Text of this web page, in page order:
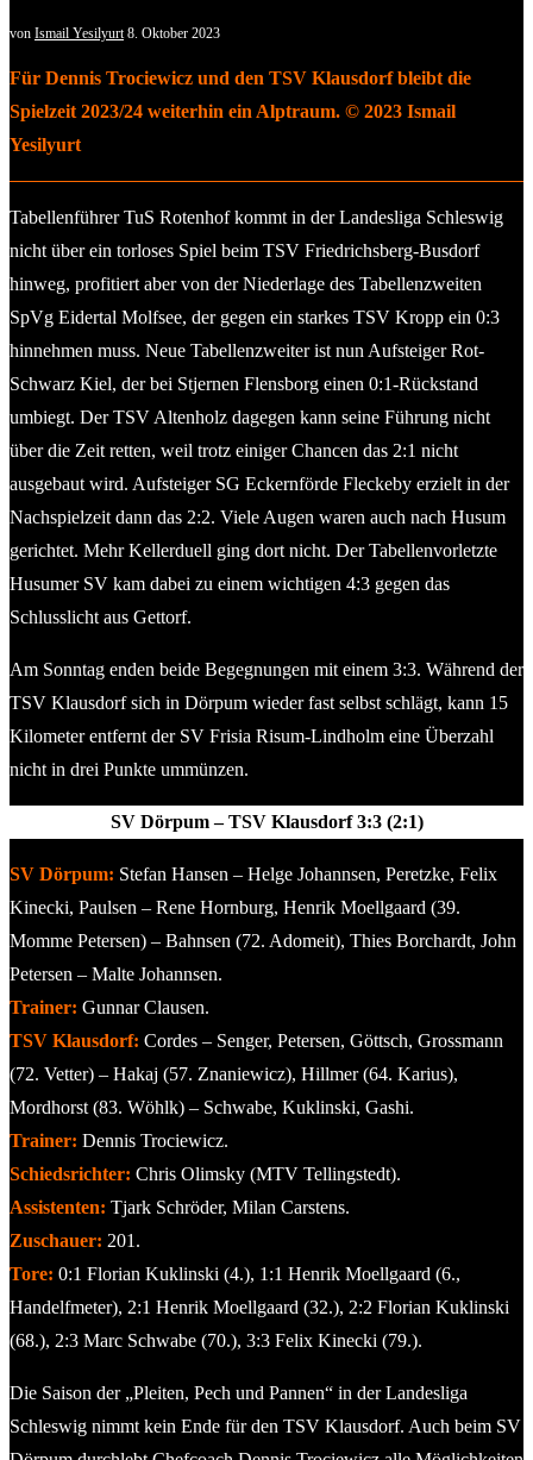
von Ismail Yesilyurt 8. Oktober 2023
Für Dennis Trociewicz und den TSV Klausdorf bleibt die
Spielzeit 2023/24 weiterhin ein Alptraum. © 2023 Ismail
Yesilyurt
Tabellenführer TuS Rotenhof kommt in der Landesliga Schleswig
nicht über ein torloses Spiel beim TSV Friedrichsberg-Busdorf
hinweg, profitiert aber von der Niederlage des Tabellenzweiten
SpVg Eidertal Molfsee, der gegen ein starkes TSV Kropp ein 0:3
hinnehmen muss. Neue Tabellenzweiter ist nun Aufsteiger Rot-
Schwarz Kiel, der bei Stjernen Flensborg einen 0:1-Rückstand
umbiegt. Der TSV Altenholz dagegen kann seine Führung nicht
über die Zeit retten, weil trotz einiger Chancen das 2:1 nicht
ausgebaut wird. Aufsteiger SG Eckernförde Fleckeby erzielt in der
Nachspielzeit dann das 2:2. Viele Augen waren auch nach Husum
gerichtet. Mehr Kellerduell ging dort nicht. Der Tabellenvorletzte
Husumer SV kam dabei zu einem wichtigen 4:3 gegen das
Schlusslicht aus Gettorf.
Am Sonntag enden beide Begegnungen mit einem 3:3. Während der
TSV Klausdorf sich in Dörpum wieder fast selbst schlägt, kann 15
Kilometer entfernt der SV Frisia Risum-Lindholm eine Überzahl
nicht in drei Punkte ummünzen.
SV Dörpum – TSV Klausdorf 3:3 (2:1)
SV Dörpum: Stefan Hansen – Helge Johannsen, Peretzke, Felix
Kinecki, Paulsen – Rene Hornburg, Henrik Moellgaard (39.
Momme Petersen) – Bahnsen (72. Adomeit), Thies Borchardt, John
Petersen – Malte Johannsen.
Trainer: Gunnar Clausen.
TSV Klausdorf: Cordes – Senger, Petersen, Göttsch, Grossmann
(72. Vetter) – Hakaj (57. Znaniewicz), Hillmer (64. Karius),
Mordhorst (83. Wöhlk) – Schwabe, Kuklinski, Gashi.
Trainer: Dennis Trociewicz.
Schiedsrichter: Chris Olimsky (MTV Tellingstedt).
Assistenten: Tjark Schröder, Milan Carstens.
Zuschauer: 201.
Tore: 0:1 Florian Kuklinski (4.), 1:1 Henrik Moellgaard (6.,
Handelfmeter), 2:1 Henrik Moellgaard (32.), 2:2 Florian Kuklinski
(68.), 2:3 Marc Schwabe (70.), 3:3 Felix Kinecki (79.).
Die Saison der „Pleiten, Pech und Pannen“ in der Landesliga
Schleswig nimmt kein Ende für den TSV Klausdorf. Auch beim SV